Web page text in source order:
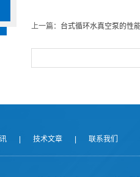
上一篇： 台式循环水真空泵的性
技术文章 联系我们